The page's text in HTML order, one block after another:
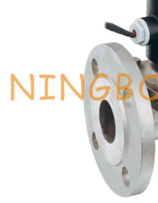
ĐẶT
GIÁ
COMPANY